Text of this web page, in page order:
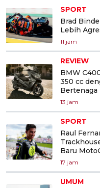
SPORT
Brad
Lebih
11 jam
REVIEW
BMW
350 cc
Bertenaga
13 jam
SPORT
Raul
Baru
17 jam
UMUM